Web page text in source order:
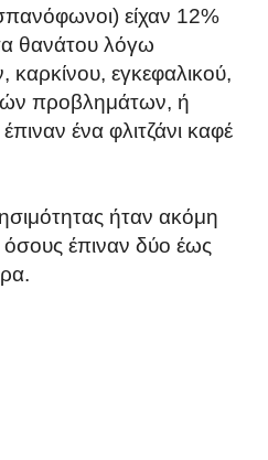
είχαν 12%
θανάτου λόγω
εγκεφαλικού,
προβλημάτων, ή
ένα φλιτζάνι καφέ
ήταν ακόμη
έπιναν δύο έως